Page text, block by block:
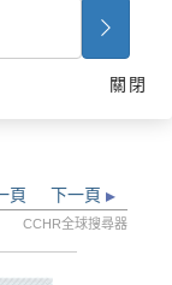
下一頁
頁
CCHR全球搜尋器
關閉